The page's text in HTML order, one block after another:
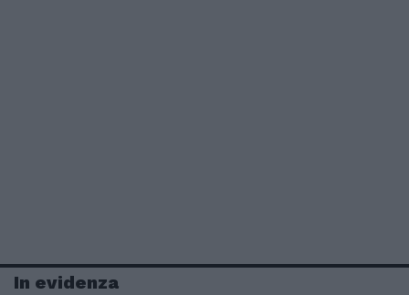
In evidenza